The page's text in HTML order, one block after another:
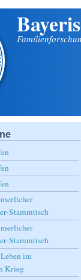
Stammtisch
Stammtisch
im
Krieg